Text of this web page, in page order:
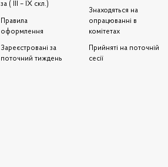
за ( III – IX скл.)
Правила
оформлення
Зареєстровані за
поточний тиждень
Знаходяться на
опрацюванні в
комітетах
Прийняті на поточній
сесії